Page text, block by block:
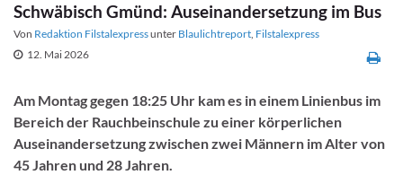
Schwäbisch Gmünd: Auseinandersetzung im Bus
Von Redaktion Filstalexpressunter Blaulichtreport, Filstalexpress
12. Mai 2026
Am Montag gegen 18:25 Uhr kam es in einem Linienbus im
Bereich der Rauchbeinschule zu einer körperlichen
Auseinandersetzung zwischen zwei Männern im Alter von
45 Jahren und 28 Jahren.